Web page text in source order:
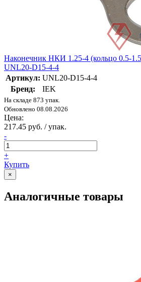
Наконечник НКИ 1.25-4 (кольцо 0.5-
UNL20-D15-4-4
Артикул: UNL20-D15-4-4
Бренд:
IEK
На складе 873 упак.
Обновлено 08.08.2026
Цена:
217.45 руб. / упак.
-
+
Купить
×
Аналогичные товары